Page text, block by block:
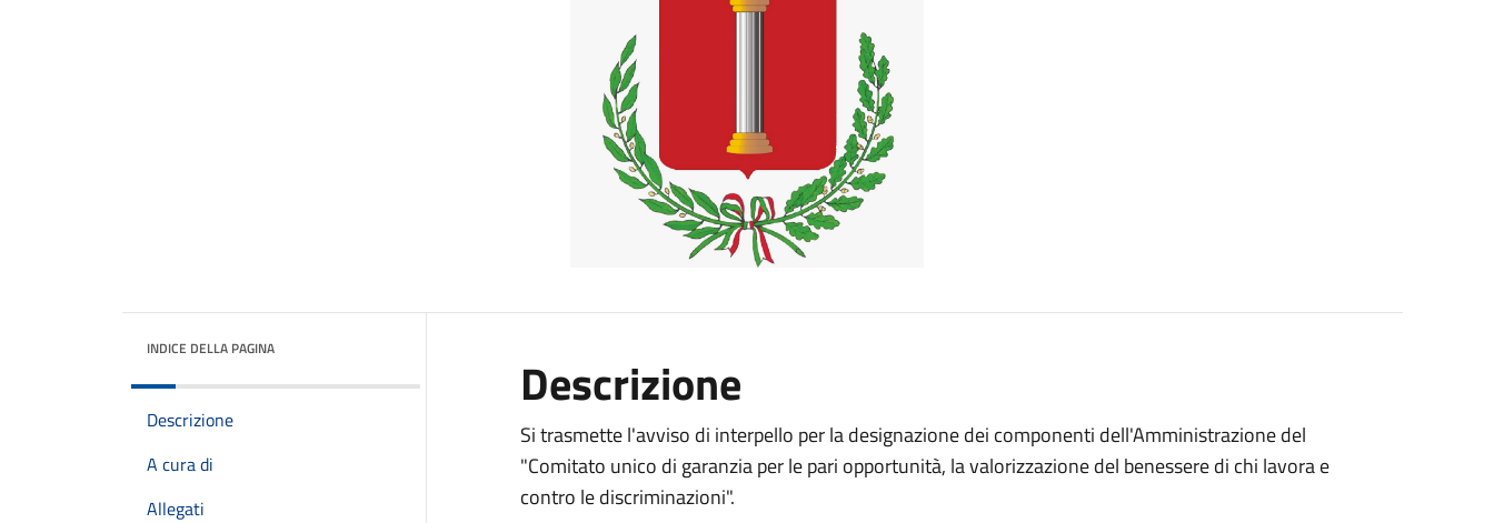
INDICE DELLA PAGINA
Descrizione
A cura di
Allegati
Descrizione
Si trasmette l'avviso di interpello per la designazione dei componenti dell'Amministrazione del
"Comitato unico di garanzia per le pari opportunità, la valorizzazione del benessere di chi lavora e
contro le discriminazioni".